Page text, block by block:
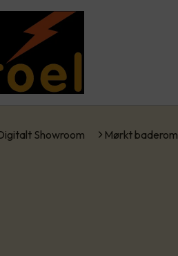
Showroom Mørkt baderom